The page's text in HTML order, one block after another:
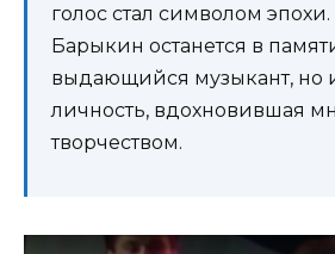
голос стал символом
Барыкин останется в
выдающийся музыкант, но
личность, вдохновившая
творчеством.